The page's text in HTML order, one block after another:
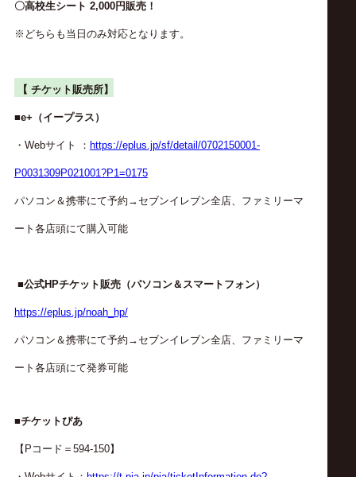
〇高校生シート 2,000円販売！
※どちらも当日のみ対応となります。
【 チケット販売所】
■e+（イープラス）
・Webサイト ： https://eplus.jp/sf/detail/0702150001-
P0031309P021001?P1=0175
パソコン＆携帯にて予約→セブンイレブン全店、ファミリーマ
ート各店頭にて購入可能
■公式HPチケット販売（パソコン＆スマートフォン）
https://eplus.jp/noah_hp/
パソコン＆携帯にて予約→セブンイレブン全店、ファミリーマ
ート各店頭にて発券可能
■チケットぴあ
【Pコード＝594-150】